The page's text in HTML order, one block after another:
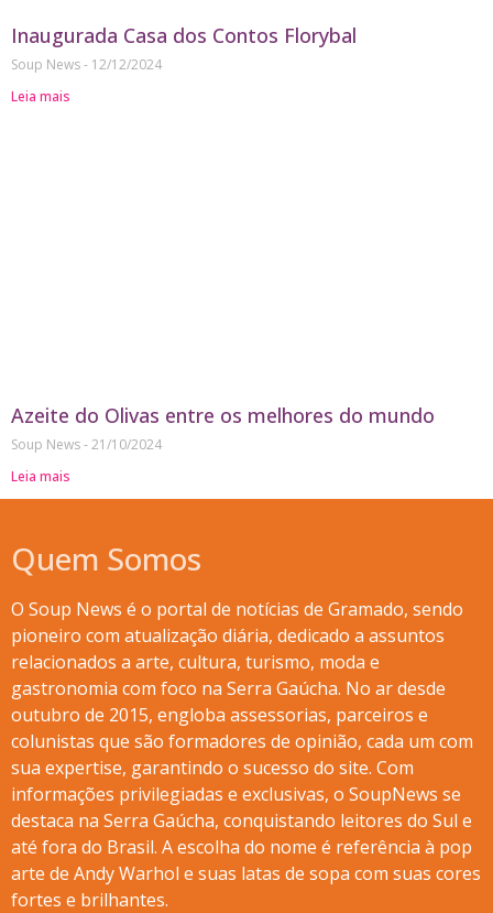
Inaugurada Casa dos Contos Florybal
Soup News
12/12/2024
Leia mais
Azeite do Olivas entre os melhores do mundo
Soup News 21/10/2024
Leia mais
Quem Somos
O Soup News é o portal de notícias de Gramado, sendo
pioneiro com atualização diária, dedicado a assuntos
relacionados a arte, cultura, turismo, moda e
gastronomia com foco na Serra Gaúcha. No ar desde
outubro de 2015, engloba assessorias, parceiros e
colunistas que são formadores de opinião, cada um com
sua expertise, garantindo o sucesso do site. Com
informações privilegiadas e exclusivas, o SoupNews se
destaca na Serra Gaúcha, conquistando leitores do Sul e
até fora do Brasil. A escolha do nome é referência à pop
arte de Andy Warhol e suas latas de sopa com suas cores
fortes e brilhantes.